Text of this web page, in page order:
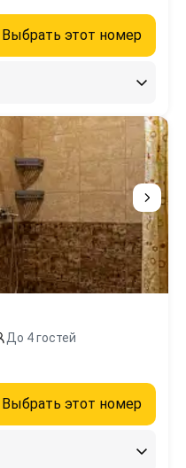
Выбрать этот номер
До 4 гостей
Выбрать этот номер